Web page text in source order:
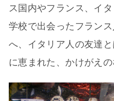
ス国内やフランス、イ
学校で出会ったフラン
へ、イタリア人の友達
に恵まれた、かけがえ